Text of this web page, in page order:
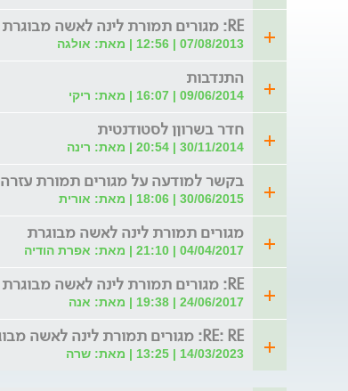
RE: מגורים תמורת לינה לאשה מבוגרת
07/08/2013 | 12:56 | מאת: אולגה
התנדבות
09/06/2014 | 16:07 | מאת: ריקי
חדר בשרוןן לסטודנטית
30/11/2014 | 20:54 | מאת: רינה
בקשר למודעה על מגורים תמורת עזרה
30/06/2015 | 18:06 | מאת: אורית
מגורים תמורת לינה לאשה מבוגרת
04/04/2017 | 21:10 | מאת: אפרת הודיה
RE: מגורים תמורת לינה לאשה מבוגרת
24/06/2017 | 19:38 | מאת: אנה
RE: RE: מגורים תמורת לינה לאשה מבוגרת
14/03/2023 | 13:25 | מאת: שרה